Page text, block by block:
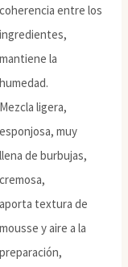
coherencia entre los
ingredientes,
mantiene la
humedad.
Mezcla ligera,
esponjosa, muy
llena de burbujas,
cremosa,
aporta textura de
mousse y aire a la
preparación,